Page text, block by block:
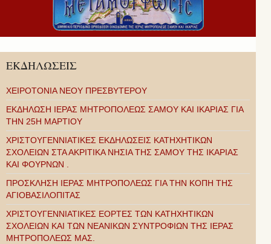
ΕΚΔΗΛΩΣΕΙΣ
ΧΕΙΡΟΤΟΝΙΑ ΝΕΟΥ ΠΡΕΣΒΥΤΕΡΟΥ
ΕΚΔΗΛΩΣΗ ΙΕΡΑΣ ΜΗΤΡΟΠΟΛΕΩΣ ΣΑΜΟΥ ΚΑΙ ΙΚΑΡΙΑΣ ΓΙΑ
ΤΗΝ 25Η ΜΑΡΤΙΟΥ
ΧΡΙΣΤΟΥΓΕΝΝΙΑΤΙΚΕΣ ΕΚΔΗΛΩΣΕΙΣ ΚΑΤΗΧΗΤΙΚΩΝ
ΣΧΟΛΕΙΩΝ ΣΤΑ ΑΚΡΙΤΙΚΑ ΝΗΣΙΑ ΤΗΣ ΣΑΜΟΥ ΤΗΣ ΙΚΑΡΙΑΣ
ΚΑΙ ΦΟΥΡΝΩΝ .
ΠΡΟΣΚΛΗΣΗ ΙΕΡΑΣ ΜΗΤΡΟΠΟΛΕΩΣ ΓΙΑ ΤΗΝ ΚΟΠΗ ΤΗΣ
ΑΓΙΟΒΑΣΙΛΟΠΙΤΑΣ
ΧΡΙΣΤΟΥΓΕΝΝΙΑΤΙΚΕΣ ΕΟΡΤΕΣ ΤΩΝ ΚΑΤΗΧΗΤΙΚΩΝ
ΣΧΟΛΕΙΩΝ ΚΑΙ ΤΩΝ ΝΕΑΝΙΚΩΝ ΣΥΝΤΡΟΦΙΩΝ ΤΗΣ ΙΕΡΑΣ
ΜΗΤΡΟΠΟΛΕΩΣ ΜΑΣ.